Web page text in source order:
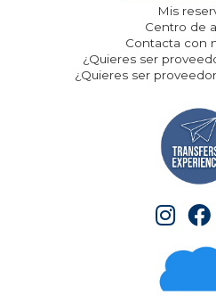
Mis
Centro de
Contacta con
¿Quieres ser
¿Quieres ser